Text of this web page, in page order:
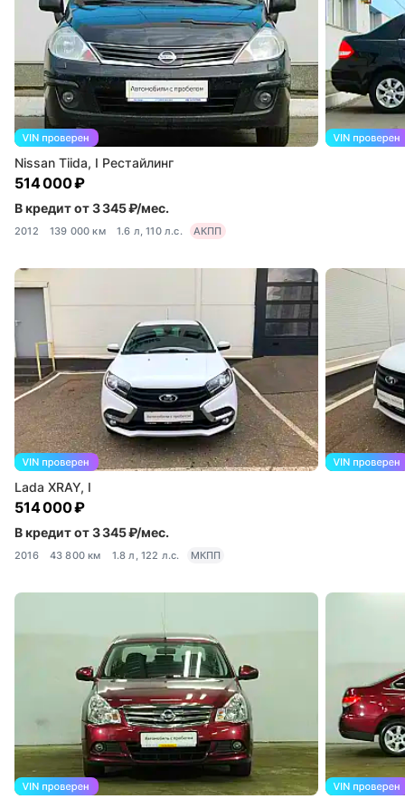
Nissan Tiida, I Рестайлинг
514 000 ₽
В кредит от 3 345 ₽/мес.
2012 139 000 км 1.6 л, 110 л.с. АКПП
Lada XRAY, I
514 000 ₽
В кредит от 3 345 ₽/мес.
2016 43 800 км 1.8 л, 122 л.с. МКПП